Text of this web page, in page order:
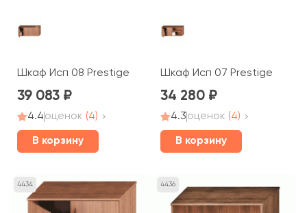
Шкаф Исп 08 Prestige
39 083
4.4оценок (4)
В корзину
Шкаф Исп 07 Prestige
34 280
4.3оценок (4)
В корзину
4434 4436